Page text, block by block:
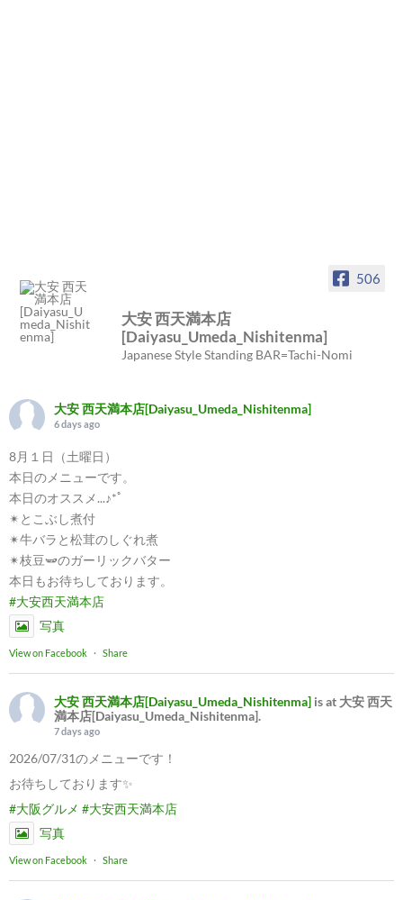
506
大安 西天満本店
[Daiyasu_Umeda_Nishitenma]
Japanese Style Standing BAR=Tachi-Nomi
大安 西天満本店[Daiyasu_Umeda_Nishitenma]
6 days ago
8月１日（土曜日）
本日のメニューです。
本日のオススメ...♪*ﾟ
✴︎とこぶし煮付
✴︎牛バラと松茸のしぐれ煮
✴︎枝豆🫛のガーリックバター
本日もお待ちしております。
#大安西天満本店
写真
View on Facebook · Share
大安 西天満本店[Daiyasu_Umeda_Nishitenma] is at 大安 西天
満本店[Daiyasu_Umeda_Nishitenma].
7 days ago
2026/07/31のメニューです！
お待ちしております✨
#大阪グルメ #大安西天満本店
写真
View on Facebook · Share